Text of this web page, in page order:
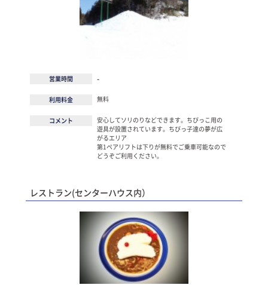
営業時間 -
利用料金 無料
コメント
安心してソリのりなどできます。ちびっこ用の
遊具が設置されています。ちびっ子達の夢が広
がるエリア
第1ペアリフトは下りが無料でご乗車可能なので
どうぞご利用ください。
レストラン(センターハウス内）